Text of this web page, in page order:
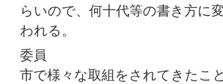
らいので、何十代等の書き方に
われる。
委員
市で様々な取組をされてきたこ